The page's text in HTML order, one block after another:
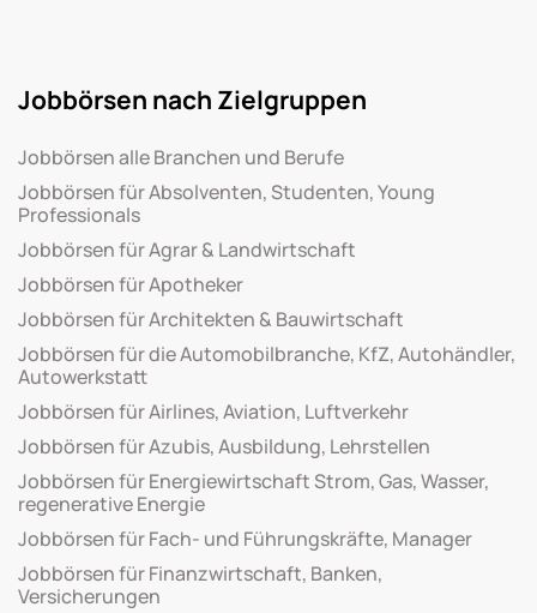
Jobbörsen nach Zielgruppen
Jobbörsen alle Branchen und Berufe
Jobbörsen für Absolventen, Studenten, Young
Professionals
Jobbörsen für Agrar & Landwirtschaft
Jobbörsen für Apotheker
Jobbörsen für Architekten & Bauwirtschaft
Jobbörsen für die Automobilbranche, KfZ, Autohändler,
Autowerkstatt
Jobbörsen für Airlines, Aviation, Luftverkehr
Jobbörsen für Azubis, Ausbildung, Lehrstellen
Jobbörsen für Energiewirtschaft Strom, Gas, Wasser,
regenerative Energie
Jobbörsen für Fach- und Führungskräfte, Manager
Jobbörsen für Finanzwirtschaft, Banken,
Versicherungen